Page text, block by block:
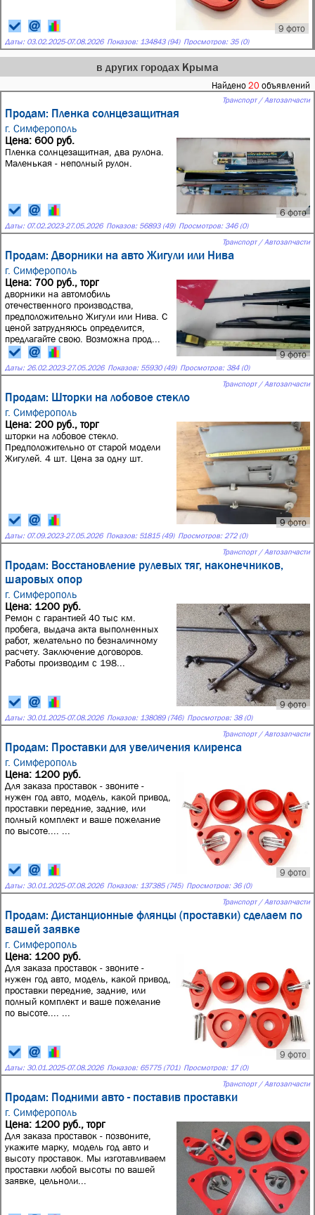
9 фото
Даты: 03.02.2025-07.08.2026 Показов: 134843 (94) Просмотров: 35 (0)
в других городах Крыма
Найдено 20 объявлений
Транспорт / Автозапчасти
Продам: Пленка солнцезащитная
г. Симферополь
6 фото
Цена: 600 руб.
Пленка солнцезащитная, два рулона.
Маленькая - неполный рулон.
Даты: 07.02.2023-27.05.2026 Показов: 56893 (49) Просмотров: 346 (0)
Транспорт / Автозапчасти
Продам: Дворники на авто Жигули или Нива
г. Симферополь
9 фото
Цена: 700 руб., торг
дворники на автомобиль
отечественного производства,
предположительно Жигули или Нива. С
ценой затрудняюсь определится,
предлагайте свою. Возможна прод...
Даты: 26.02.2023-27.05.2026 Показов: 55930 (49) Просмотров: 384 (0)
Транспорт / Автозапчасти
Продам: Шторки на лобовое стекло
г. Симферополь
9 фото
Цена: 200 руб., торг
шторки на лобовое стекло.
Предположительно от старой модели
Жигулей. 4 шт. Цена за одну шт.
Даты: 07.09.2023-27.05.2026 Показов: 51815 (49) Просмотров: 272 (0)
Транспорт / Автозапчасти
Продам: Восстановление рулевых тяг, наконечников,
шаровых опор
г. Симферополь
9 фото
Цена: 1200 руб.
Ремон с гарантией 40 тыс км.
пробега, выдача акта выполненных
работ, желательно по безналичному
расчету. Заключение договоров.
Работы производим с 198...
Даты: 30.01.2025-07.08.2026 Показов: 138089 (746) Просмотров: 38 (0)
Транспорт / Автозапчасти
Продам: Проставки для увеличения клиренса
г. Симферополь
9 фото
Цена: 1200 руб.
Для заказа проставок - звоните -
нужен год авто, модель, какой привод,
проставки передние, задние, или
полный комплект и ваше пожелание
по высоте.... ...
Даты: 30.01.2025-07.08.2026 Показов: 137385 (745) Просмотров: 36 (0)
Транспорт / Автозапчасти
Продам: Дистанционные флянцы (проставки) сделаем по
вашей заявке
г. Симферополь
9 фото
Цена: 1200 руб.
Для заказа проставок - звоните -
нужен год авто, модель, какой привод,
проставки передние, задние, или
полный комплект и ваше пожелание
по высоте.... ...
Даты: 30.01.2025-07.08.2026 Показов: 65775 (701) Просмотров: 17 (0)
Транспорт / Автозапчасти
Продам: Подними авто - поставив проставки
г. Симферополь
Цена: 1200 руб., торг
Для заказа проставок - позвоните,
укажите марку, модель год авто и
высоту проставок. Мы изготавливаем
проставки любой высоты по вашей
заявке, цельноли...